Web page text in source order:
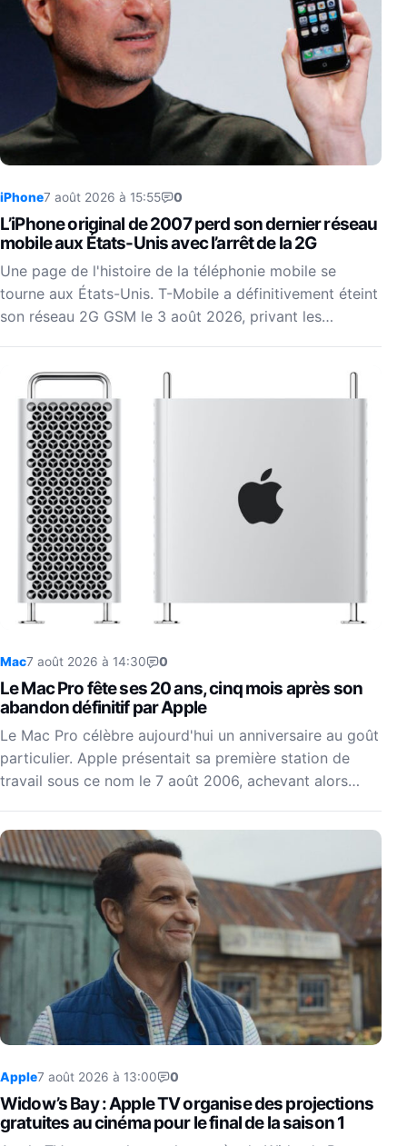
iPhone7 août 2026 à 15:55 0
L’iPhone original de 2007 perd son dernier réseau
mobile aux États-Unis avec l’arrêt de la 2G
Une page de l'histoire de la téléphonie mobile se
tourne aux États-Unis. T-Mobile a définitivement éteint
son réseau 2G GSM le 3 août 2026, privant les…
Mac7 août 2026 à 14:30 0
Le Mac Pro fête ses 20 ans, cinq mois après son
abandon définitif par Apple
Le Mac Pro célèbre aujourd'hui un anniversaire au goût
particulier. Apple présentait sa première station de
travail sous ce nom le 7 août 2006, achevant alors…
Apple7 août 2026 à 13:00 0
Widow’s Bay : Apple TV organise des projections
gratuites au cinéma pour le final de la saison 1